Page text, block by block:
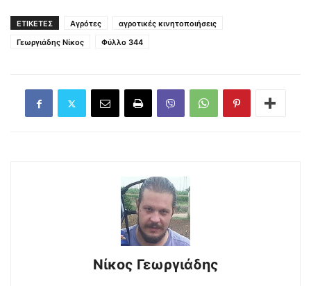
ΕΤΙΚΕΤΕΣ Αγρότες
αγροτικές κινητοποιήσεις
Γεωργιάδης Νίκος
Φύλλο 344
Νίκος Γεωργιάδης